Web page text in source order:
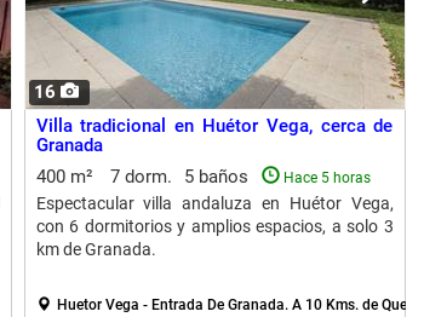
16
Villa tradicional en Huétor Vega, cerca de
Granada
400 m²
7 dorm. 5 baños Hace 5 horas
Espectacular villa andaluza en Huétor Vega,
con 6 dormitorios y amplios espacios, a solo 3
km de Granada.
Huetor Vega - Entrada De Granada. A 10 Kms. de